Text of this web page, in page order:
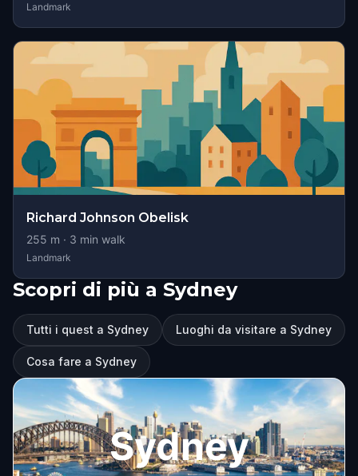
Landmark
Richard Johnson Obelisk
255 m · 3 min walk
Landmark
Scopri di più a Sydney
Tutti i quest a Sydney Luoghi da visitare a Sydney
Cosa fare a Sydney
Sydney